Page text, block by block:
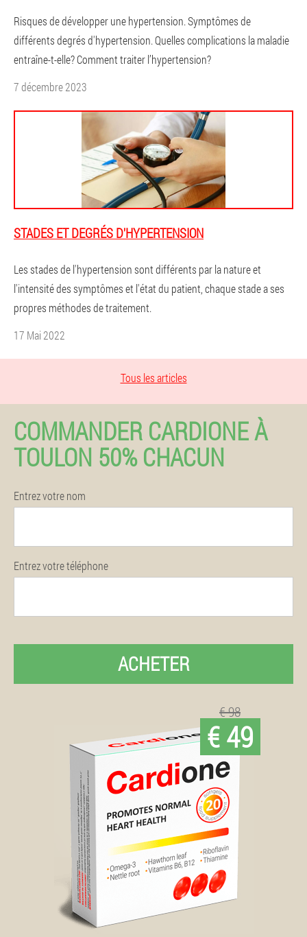
Risques de développer une hypertension. Symptômes de
différents degrés d'hypertension. Quelles complications la maladie
entraîne-t-elle? Comment traiter l’hypertension?
7 décembre 2023
STADES ET DEGRÉS D'HYPERTENSION
Les stades de l'hypertension sont différents par la nature et
l'intensité des symptômes et l'état du patient, chaque stade a ses
propres méthodes de traitement.
17 Mai 2022
Tous les articles
COMMANDER CARDIONE À
TOULON 50% CHACUN
Entrez votre nom
Entrez votre téléphone
ACHETER
€ 98
€ 49